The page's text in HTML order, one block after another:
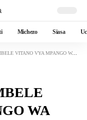
Michezo Siasa
WA MAENDELEO YA TAIFA MWAKA WA FEDHA 2025/26
WA